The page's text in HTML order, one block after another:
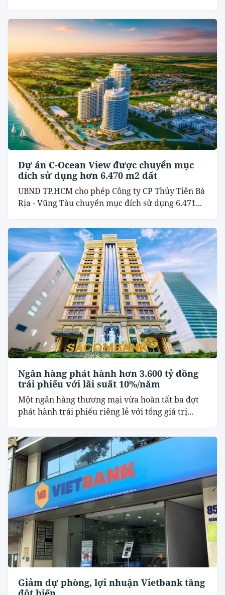
Dự án C-Ocean View được chuyển mục
đích sử dụng hơn 6.470 m2 đất
UBND TP.HCM cho phép Công ty CP Thủy Tiên Bà
Rịa - Vũng Tàu chuyển mục đích sử dụng 6.471...
Ngân hàng phát hành hơn 3.600 tỷ đồng
trái phiếu với lãi suất 10%/năm
Một ngân hàng thương mại vừa hoàn tất ba đợt
phát hành trái phiếu riêng lẻ với tổng giá trị...
Giảm dự phòng, lợi nhuận Vietbank tăng